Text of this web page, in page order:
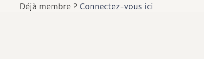
Déjà membre ? Connectez-vous ici